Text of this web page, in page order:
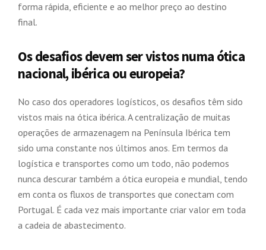
forma rápida, eficiente e ao melhor preço ao destino
final.
Os desafios devem ser vistos numa ótica
nacional, ibérica ou europeia?
No caso dos operadores logísticos, os desafios têm sido
vistos mais na ótica ibérica. A centralização de muitas
operações de armazenagem na Península Ibérica tem
sido uma constante nos últimos anos. Em termos da
logística e transportes como um todo, não podemos
nunca descurar também a ótica europeia e mundial, tendo
em conta os fluxos de transportes que conectam com
Portugal. É cada vez mais importante criar valor em toda
a cadeia de abastecimento.